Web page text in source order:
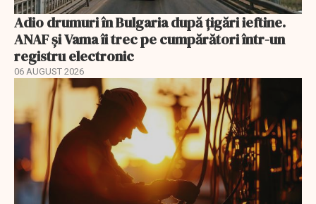
Adio drumuri în Bulgaria după țigări ieftine.
ANAF și Vama îi trec pe cumpărători într-un
registru electronic
06 AUGUST 2026